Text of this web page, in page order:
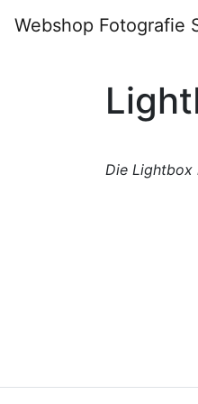
Webshop Fotografie
Die Lightbox